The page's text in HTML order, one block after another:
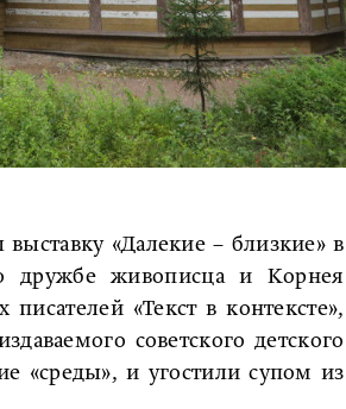
«Далекие – близкие» в
дружбе живописца и Корнея
«Текст в контексте»,
советского детского
«среды», и угостили супом из